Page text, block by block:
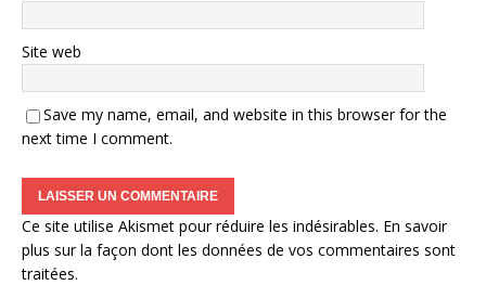
Site web
Save my name, email, and website in this browser for the
next time I comment.
Ce site utilise Akismet pour réduire les indésirables. En savoir
plus sur la façon dont les données de vos commentaires sont
traitées.